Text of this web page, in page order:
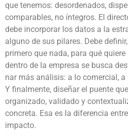
que tenemos: desordenados,
comparables, no íntegros. El
debe incorporar los datos a la
alguno de sus pilares. Debe definir,
primero que nada, para qué
dentro de la empresa se busca
nar más análisis: a lo comercial, a
Y finalmente, diseñar el puente
organizado, validado y
concreta. Esa es la diferencia
impacto.